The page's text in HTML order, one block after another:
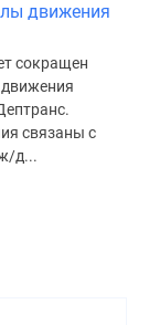
движения
сокращен
связаны с
д...